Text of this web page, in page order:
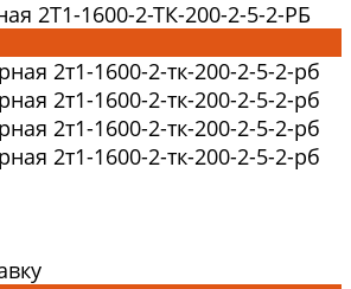
2Т1-1600-2-ТК-200-2-5-2-РБ